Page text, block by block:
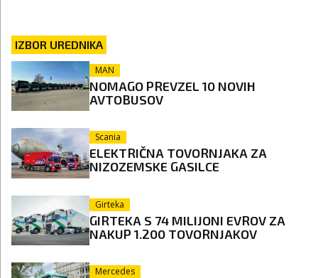
IZBOR UREDNIKA
MAN
NOMAGO PREVZEL 10 NOVIH
AVTOBUSOV
Scania
ELEKTRIČNA TOVORNJAKA ZA
NIZOZEMSKE GASILCE
Girteka
GIRTEKA S 74 MILIJONI EVROV ZA
NAKUP 1.200 TOVORNJAKOV
Mercedes